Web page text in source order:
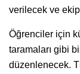
verilecek ve
Öğrenciler için
taramaları gibi
düzenlenecek.